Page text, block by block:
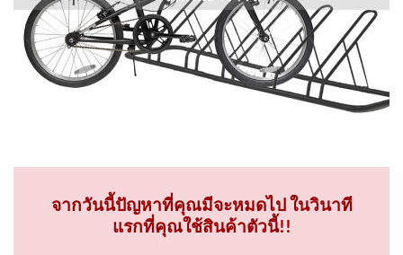
จากวันนี้ปัญหาที่คุณมีจะหมดไป ในวินาที
แรกที่คุณใช้สินค้าตัวนี้!!